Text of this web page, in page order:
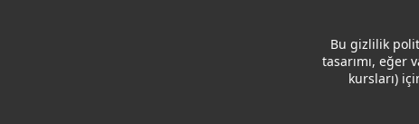
Bu gizlilik
tasarımı, eğer
kursları)